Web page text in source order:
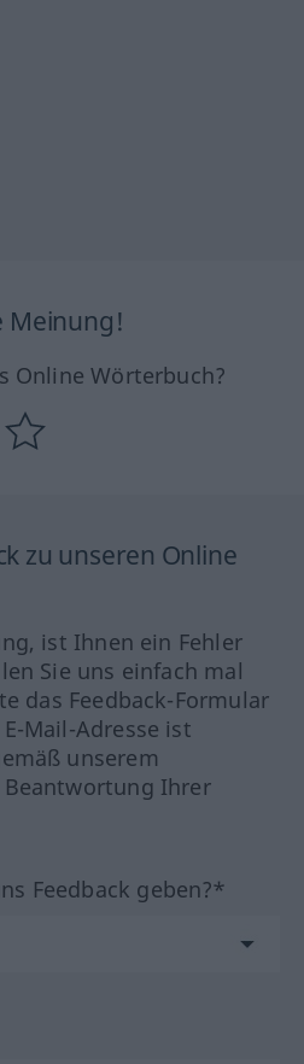
Meinung!
Online Wörterbuch?
zu unseren Online
ist Ihnen ein Fehler
Sie uns einfach mal
das Feedback-Formular
Mail-Adresse ist
unserem
Ihrer
Feedback geben?*